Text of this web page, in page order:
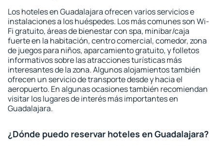
Los hoteles en Guadalajara ofrecen varios servicios e
instalaciones a los huéspedes. Los más comunes son Wi-
Fi gratuito, áreas de bienestar con spa, minibar/caja
fuerte en la habitación, centro comercial, comedor, zona
de juegos para niños, aparcamiento gratuito, y folletos
informativos sobre las atracciones turísticas más
interesantes de la zona. Algunos alojamientos también
ofrecen un servicio de transporte desde y hacia el
aeropuerto. En algunas ocasiones también recomiendan
visitar los lugares de interés más importantes en
Guadalajara.
¿Dónde puedo reservar hoteles en Guadalajara?